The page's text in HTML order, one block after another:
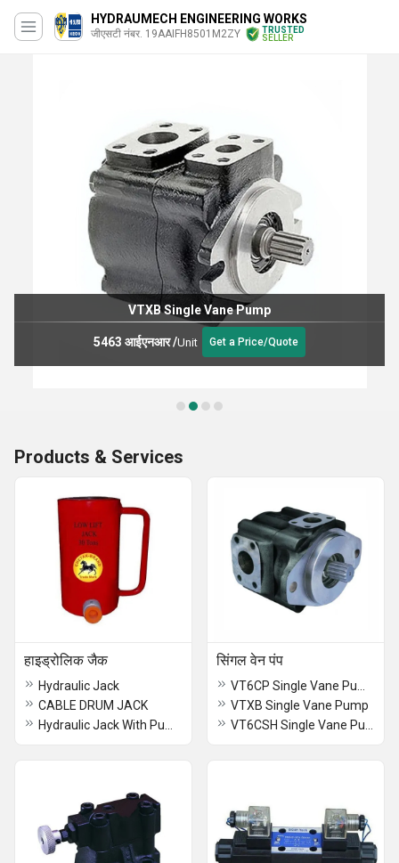
HYDRAUMECH ENGINEERING WORKS
जीएसटी नंबर. 19AAIFH8501M2ZY
TRUSTED
SELLER
VTXB Single Vane Pump
5463 आईएनआर/Unit Get a Price/Quote
Products & Services
हाइड्रोलिक जैक
Hydraulic Jack
CABLE DRUM JACK
सिंगल वेन पंप
VTXB Single Vane Pump